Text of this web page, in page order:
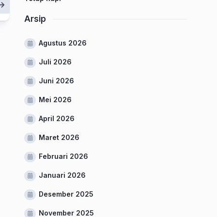
Arsip
Agustus 2026
Juli 2026
Juni 2026
Mei 2026
April 2026
Maret 2026
Februari 2026
Januari 2026
Desember 2025
November 2025